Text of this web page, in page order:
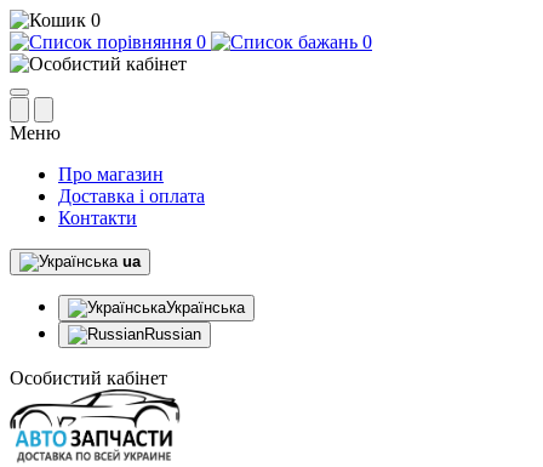
0
0
0
Меню
Про магазин
Доставка і оплата
Контакти
ua
Українська
Russian
Особистий кабінет